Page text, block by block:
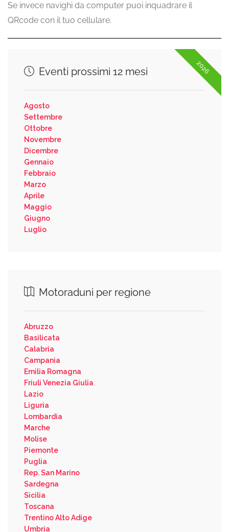
Se invece navighi da computer puoi inquadrare il
QRcode con il tuo cellulare.
2026
Eventi prossimi 12 mesi
Agosto
Settembre
Ottobre
Novembre
Dicembre
Gennaio
Febbraio
Marzo
Aprile
Maggio
Giugno
Luglio
Motoraduni per regione
Abruzzo
Basilicata
Calabria
Campania
Emilia Romagna
Friuli Venezia Giulia
Lazio
Liguria
Lombardia
Marche
Molise
Piemonte
Puglia
Rep. San Marino
Sardegna
Sicilia
Toscana
Trentino Alto Adige
Umbria